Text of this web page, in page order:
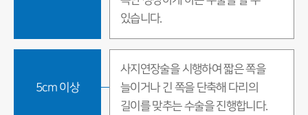
있습니다.
5cm 이상
사지연장술을 시행하여 짧은 쪽을
늘이거나 긴 쪽을 단축해 다리의
길이를 맞추는 수술을 진행합니다.